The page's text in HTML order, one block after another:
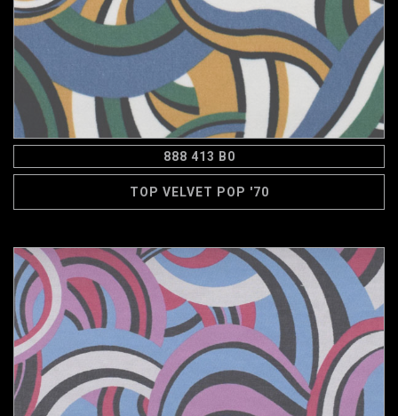
888 413 B0
TOP VELVET POP '70